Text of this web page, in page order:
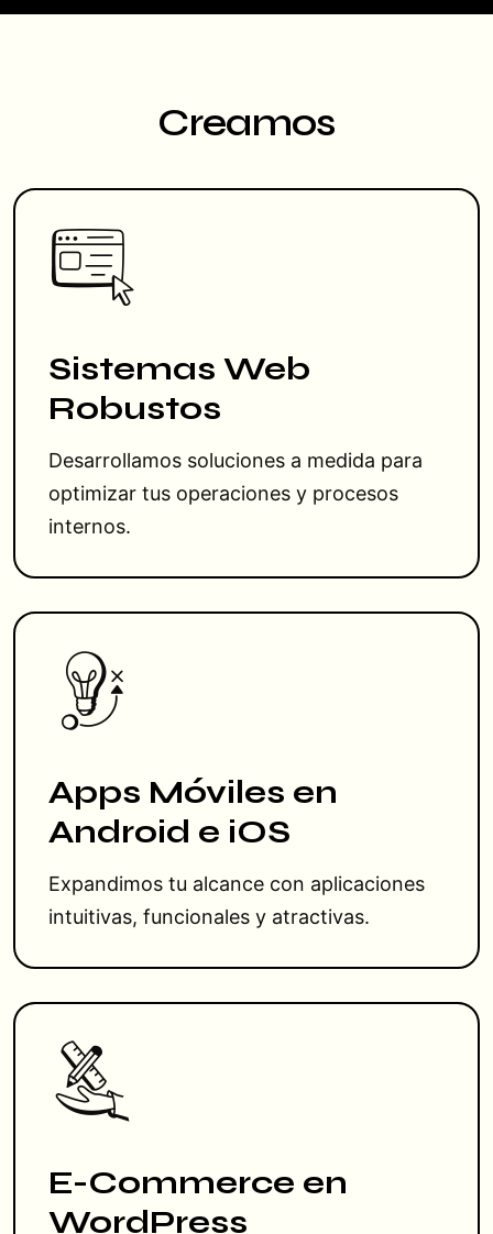
Creamos
Sistemas Web
Robustos
Desarrollamos soluciones a medida para
optimizar tus operaciones y procesos
internos.
Apps Móviles en
Android e iOS
Expandimos tu alcance con aplicaciones
intuitivas, funcionales y atractivas.
E-Commerce en
WordPress